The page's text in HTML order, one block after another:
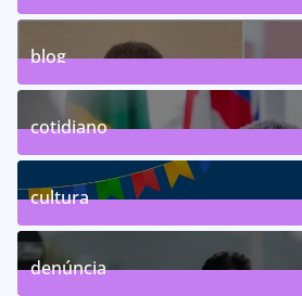
0Posts
blog
75Posts
cotidiano
46Posts
cultura
63Posts
denúncia